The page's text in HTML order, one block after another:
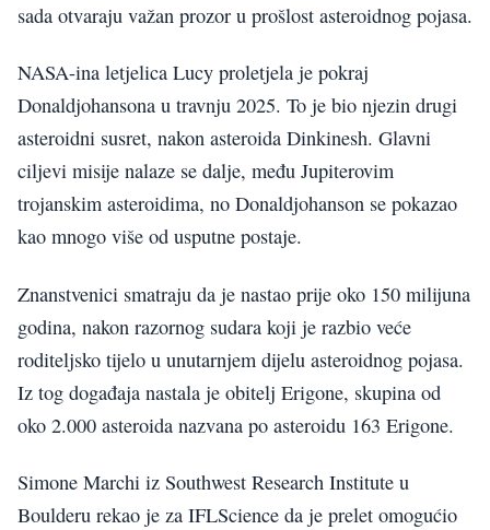
sada otvaraju važan prozor u prošlost asteroidnog pojasa.
NASA-ina letjelica Lucy proletjela je pokraj
Donaldjohansona u travnju 2025. To je bio njezin drugi
asteroidni susret, nakon asteroida Dinkinesh. Glavni
ciljevi misije nalaze se dalje, među Jupiterovim
trojanskim asteroidima, no Donaldjohanson se pokazao
kao mnogo više od usputne postaje.
Znanstvenici smatraju da je nastao prije oko 150 milijuna
godina, nakon razornog sudara koji je razbio veće
roditeljsko tijelo u unutarnjem dijelu asteroidnog pojasa.
Iz tog događaja nastala je obitelj Erigone, skupina od
oko 2.000 asteroida nazvana po asteroidu 163 Erigone.
Simone Marchi iz Southwest Research Institute u
Boulderu rekao je za IFLScience da je prelet omogućio